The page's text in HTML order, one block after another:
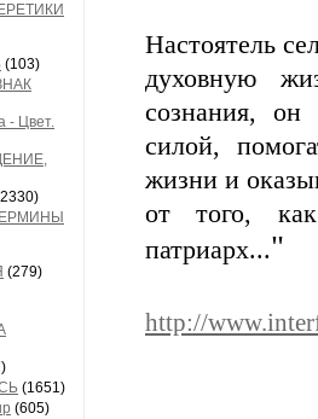
(103)
- Цвет.
(279)
(1651)
(605)
Настоятель
духовную
сознания, он
силой,
жизни и
от того,
патриарх..."
http://